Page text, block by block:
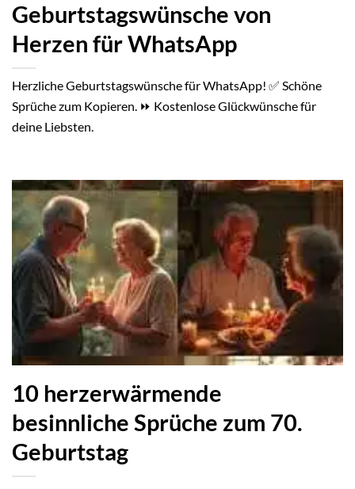
Geburtstagswünsche von
Herzen für WhatsApp
Herzliche Geburtstagswünsche für WhatsApp! ✅ Schöne
Sprüche zum Kopieren. ⏩ Kostenlose Glückwünsche für
deine Liebsten.
10 herzerwärmende
besinnliche Sprüche zum 70.
Geburtstag